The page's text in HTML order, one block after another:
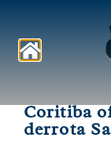
Coritiba
derrota